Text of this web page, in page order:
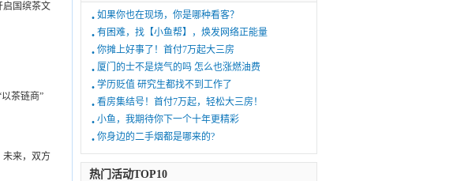
启国缤茶文
茶链商”
未来，双方
· 如果你也在现场，你是哪种看客？
· 有困难，找【小鱼帮】，焕发网络正能量
· 你摊上好事了！首付7万起大三房
· 厦门的士不是烧气的吗 怎么也涨燃油费
· 学历贬值 研究生都找不到工作了
· 看房集结号！首付7万起，轻松大三房！
· 小鱼，我期待你下一个十年更精彩
· 你身边的二手烟都是哪来的?
热门活动TOP10